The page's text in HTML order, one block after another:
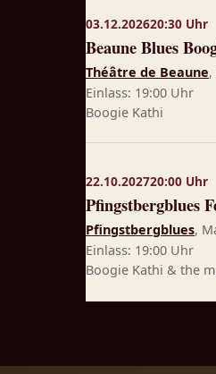
03.12.202620:30 Uhr
Beaune Blues
Théâtre de Beaune,
Einlass: 19:00 Uhr
Boogie Kathi
22.10.202720:00 Uhr
Pfingstbergblues
Pfingstbergblues,
Einlass: 19:00 Uhr
Boogie Kathi & the